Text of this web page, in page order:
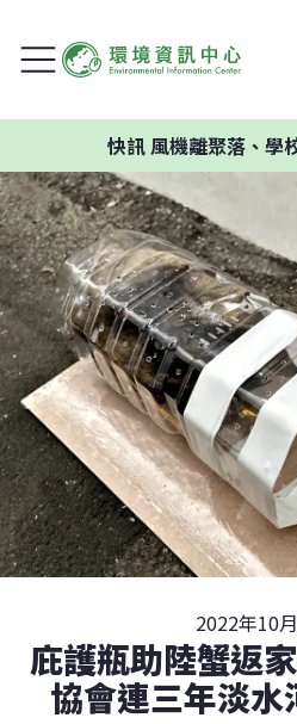
風機離聚落、學校過
2022年10
庇護瓶助陸蟹返
協會連三年淡